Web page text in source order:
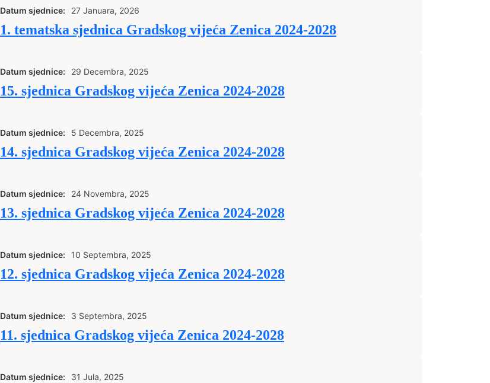
Datum sjednice: 27 Januara, 2026
1. tematska sjednica Gradskog vijeća Zenica 2024-2028
Datum sjednice: 29 Decembra, 2025
15. sjednica Gradskog vijeća Zenica 2024-2028
Datum sjednice: 5 Decembra, 2025
14. sjednica Gradskog vijeća Zenica 2024-2028
Datum sjednice: 24 Novembra, 2025
13. sjednica Gradskog vijeća Zenica 2024-2028
Datum sjednice: 10 Septembra, 2025
12. sjednica Gradskog vijeća Zenica 2024-2028
Datum sjednice: 3 Septembra, 2025
11. sjednica Gradskog vijeća Zenica 2024-2028
Datum sjednice: 31 Jula, 2025